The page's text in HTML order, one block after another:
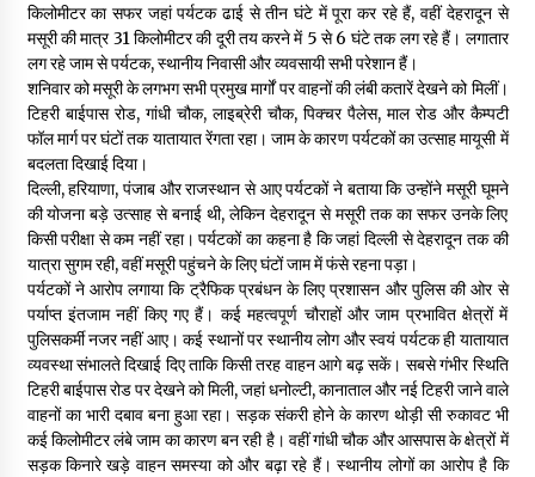
Thought Of The Day 12 May
May 12, 2022
May 11, 2022
Thought Of The Day 10 May
May 10, 2022
Thought Of The Day 9 May
May 9, 2022
किलोमीटर का सफर जहां पर्यटक ढाई से तीन घंटे में पूरा कर रहे हैं, वहीं देहरादून से
मसूरी की मात्र 31 किलोमीटर की दूरी तय करने में 5 से 6 घंटे तक लग रहे हैं। लगातार
लग रहे जाम से पर्यटक, स्थानीय निवासी और व्यवसायी सभी परेशान हैं।
शनिवार को मसूरी के लगभग सभी प्रमुख मार्गों पर वाहनों की लंबी कतारें देखने को मिलीं।
टिहरी बाईपास रोड, गांधी चौक, लाइब्रेरी चौक, पिक्चर पैलेस, माल रोड और कैम्पटी
फॉल मार्ग पर घंटों तक यातायात रेंगता रहा। जाम के कारण पर्यटकों का उत्साह मायूसी में
बदलता दिखाई दिया।
दिल्ली, हरियाणा, पंजाब और राजस्थान से आए पर्यटकों ने बताया कि उन्होंने मसूरी घूमने
की योजना बड़े उत्साह से बनाई थी, लेकिन देहरादून से मसूरी तक का सफर उनके लिए
किसी परीक्षा से कम नहीं रहा। पर्यटकों का कहना है कि जहां दिल्ली से देहरादून तक की
यात्रा सुगम रही, वहीं मसूरी पहुंचने के लिए घंटों जाम में फंसे रहना पड़ा।
पर्यटकों ने आरोप लगाया कि ट्रैफिक प्रबंधन के लिए प्रशासन और पुलिस की ओर से
पर्याप्त इंतजाम नहीं किए गए हैं। कई महत्वपूर्ण चौराहों और जाम प्रभावित क्षेत्रों में
पुलिसकर्मी नजर नहीं आए। कई स्थानों पर स्थानीय लोग और स्वयं पर्यटक ही यातायात
व्यवस्था संभालते दिखाई दिए ताकि किसी तरह वाहन आगे बढ़ सकें। सबसे गंभीर स्थिति
टिहरी बाईपास रोड पर देखने को मिली, जहां धनोल्टी, कानाताल और नई टिहरी जाने वाले
वाहनों का भारी दबाव बना हुआ रहा। सड़क संकरी होने के कारण थोड़ी सी रुकावट भी
कई किलोमीटर लंबे जाम का कारण बन रही है। वहीं गांधी चौक और आसपास के क्षेत्रों में
सड़क किनारे खड़े वाहन समस्या को और बढ़ा रहे हैं। स्थानीय लोगों का आरोप है कि